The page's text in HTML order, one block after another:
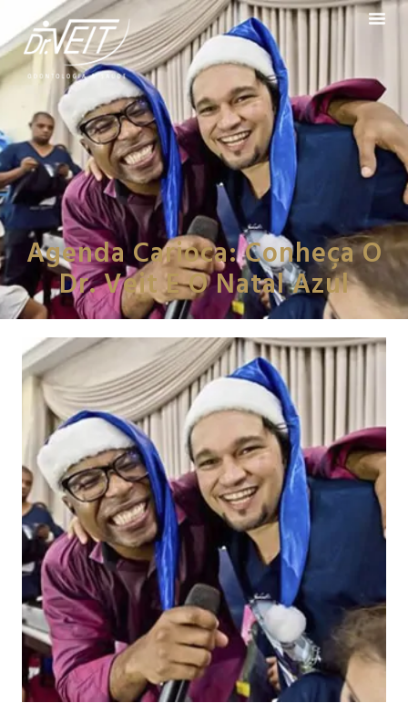
Agenda Carioca: Conheça O
Dr. Veit E O Natal Azul